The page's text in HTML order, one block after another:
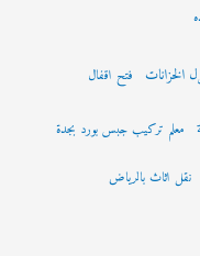
الخزانات فتح اقفال
معلم تركيب جبس بورد بجدة
نقل اثاث بالرياض